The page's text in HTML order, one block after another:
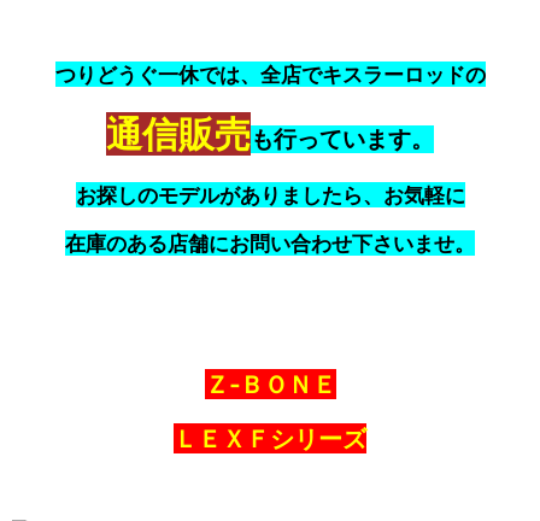
つりどうぐ一休では、全店でキスラーロッドの
通信販売も行っています。
お探しのモデルがありましたら、お気軽に
在庫のある店舗にお問い合わせ下さいませ。
Ｚ‐ＢＯＮＥ
ＬＥＸＦシリーズ